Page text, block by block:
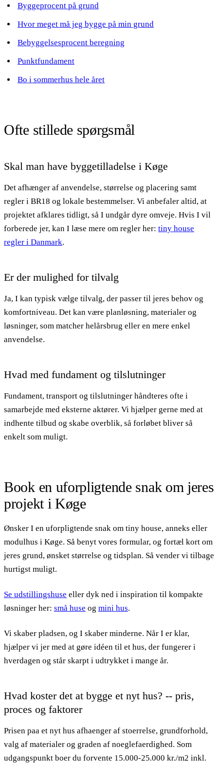
Byggeprocent på grund
Hvor meget må jeg bygge på min grund
Bebyggelsesprocent beregning
Punktfundament
Bo i sommerhus hele året
Ofte stillede spørgsmål
Skal man have byggetilladelse i Køge
Det afhænger af anvendelse, størrelse og placering samt
regler i BR18 og lokale bestemmelser. Vi anbefaler altid, at
projektet afklares tidligt, så I undgår dyre omveje. Hvis I vil
forberede jer, kan I læse mere om regler her: tiny house
regler i Danmark.
Er der mulighed for tilvalg
Ja, I kan typisk vælge tilvalg, der passer til jeres behov og
komfortniveau. Det kan være planløsning, materialer og
løsninger, som matcher helårsbrug eller en mere enkel
anvendelse.
Hvad med fundament og tilslutninger
Fundament, transport og tilslutninger håndteres ofte i
samarbejde med eksterne aktører. Vi hjælper gerne med at
indhente tilbud og skabe overblik, så forløbet bliver så
enkelt som muligt.
Book en uforpligtende snak om jeres
projekt i Køge
Ønsker I en uforpligtende snak om tiny house, anneks eller
modulhus i Køge. Så benyt vores formular, og fortæl kort om
jeres grund, ønsket størrelse og tidsplan. Så vender vi tilbage
hurtigst muligt.
Se udstillingshuse eller dyk ned i inspiration til kompakte
løsninger her: små huse og mini hus.
Vi skaber pladsen, og I skaber minderne. Når I er klar,
hjælper vi jer med at gøre idéen til et hus, der fungerer i
hverdagen og står skarpt i udtrykket i mange år.
Hvad koster det at bygge et nyt hus? -- pris,
proces og faktorer
Prisen paa et nyt hus afhaenger af stoerrelse, grundforhold,
valg af materialer og graden af noeglefaerdighed. Som
udgangspunkt boer du forvente 15.000-25.000 kr./m2 inkl.